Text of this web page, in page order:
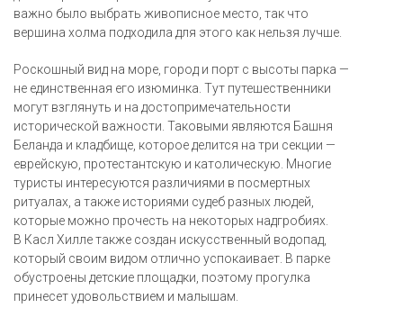
важно было выбрать живописное место, так что
вершина холма подходила для этого как нельзя лучше.
Роскошный вид на море, город и порт с высоты парка —
не единственная его изюминка. Тут путешественники
могут взглянуть и на достопримечательности
исторической важности. Таковыми являются Башня
Беланда и кладбище, которое делится на три секции —
еврейскую, протестантскую и католическую. Многие
туристы интересуются различиями в посмертных
ритуалах, а также историями судеб разных людей,
которые можно прочесть на некоторых надгробиях.
В Касл Хилле также создан искусственный водопад,
который своим видом отлично успокаивает. В парке
обустроены детские площадки, поэтому прогулка
принесет удовольствием и малышам.